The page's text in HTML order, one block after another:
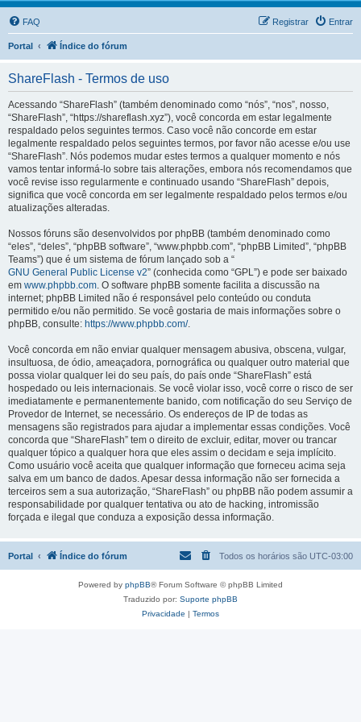
FAQ Entrar
Registrar
Portal Índice do fórum
ShareFlash - Termos de uso
Acessando “ShareFlash” (também denominado como “nós”, “nos”, nosso,
“ShareFlash”, “https://shareflash.xyz”), você concorda em estar legalmente
respaldado pelos seguintes termos. Caso você não concorde em estar
legalmente respaldado pelos seguintes termos, por favor não acesse e/ou use
“ShareFlash”. Nós podemos mudar estes termos a qualquer momento e nós
vamos tentar informá-lo sobre tais alterações, embora nós recomendamos que
você revise isso regularmente e continuado usando “ShareFlash” depois,
significa que você concorda em ser legalmente respaldado pelos termos e/ou
atualizações alteradas.
Nossos fóruns são desenvolvidos por phpBB (também denominado como
“eles”, “deles”, “phpBB software”, “www.phpbb.com”, “phpBB Limited”, “phpBB
Teams”) que é um sistema de fórum lançado sob a “
GNU General Public License v2” (conhecida como “GPL”) e pode ser baixado
em www.phpbb.com. O software phpBB somente facilita a discussão na
internet; phpBB Limited não é responsável pelo conteúdo ou conduta
permitido e/ou não permitido. Se você gostaria de mais informações sobre o
phpBB, consulte: https://www.phpbb.com/.
Você concorda em não enviar qualquer mensagem abusiva, obscena, vulgar,
insultuosa, de ódio, ameaçadora, pornográfica ou qualquer outro material que
possa violar qualquer lei do seu país, do país onde “ShareFlash” está
hospedado ou leis internacionais. Se você violar isso, você corre o risco de ser
imediatamente e permanentemente banido, com notificação do seu Serviço de
Provedor de Internet, se necessário. Os endereços de IP de todas as
mensagens são registrados para ajudar a implementar essas condições. Você
concorda que “ShareFlash” tem o direito de excluir, editar, mover ou trancar
qualquer tópico a qualquer hora que eles assim o decidam e seja implícito.
Como usuário você aceita que qualquer informação que forneceu acima seja
salva em um banco de dados. Apesar dessa informação não ser fornecida a
terceiros sem a sua autorização, “ShareFlash” ou phpBB não podem assumir a
responsabilidade por qualquer tentativa ou ato de hacking, intromissão
forçada e ilegal que conduza a exposição dessa informação.
Portal Índice do fórum Todos os horários são UTC-03:00
Powered by phpBB® Forum Software © phpBB Limited
Traduzido por: Suporte phpBB
Privacidade | Termos